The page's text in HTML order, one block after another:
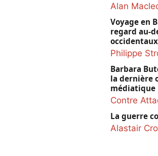
Alan
Voyage en
regard au-
occidentaux
Philippe
Barbara
la dernière
médiatique
Contre
La guerre
Alastair